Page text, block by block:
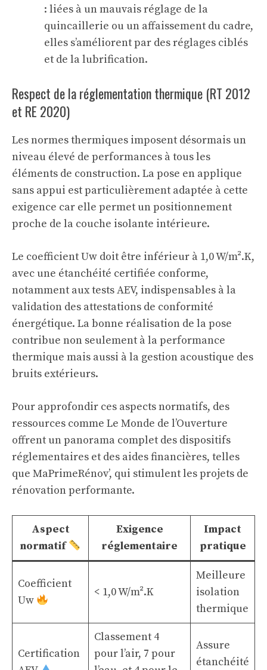
: liées à un mauvais réglage de la
quincaillerie ou un affaissement du cadre,
elles s’améliorent par des réglages ciblés
et de la lubrification.
Respect de la réglementation thermique (RT 2012
et RE 2020)
Les normes thermiques imposent désormais un
niveau élevé de performances à tous les
éléments de construction. La pose en applique
sans appui est particulièrement adaptée à cette
exigence car elle permet un positionnement
proche de la couche isolante intérieure.
Le coefficient Uw doit être inférieur à 1,0 W/m².K,
avec une étanchéité certifiée conforme,
notamment aux tests AEV, indispensables à la
validation des attestations de conformité
énergétique. La bonne réalisation de la pose
contribue non seulement à la performance
thermique mais aussi à la gestion acoustique des
bruits extérieurs.
Pour approfondir ces aspects normatifs, des
ressources comme Le Monde de l’Ouverture
offrent un panorama complet des dispositifs
réglementaires et des aides financières, telles
que MaPrimeRénov’, qui stimulent les projets de
rénovation performante.
Aspect
normatif
Exigence
réglementaire
Impact
pratique
Coefficient
Uw
< 1,0 W/m².K
Meilleure
isolation
thermique
Certification
Classement 4
pour l’air, 7 pour
Assure
étanchéité